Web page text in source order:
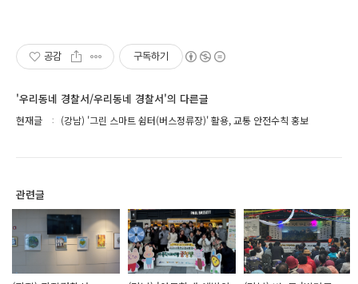
공감 구독하기
'우리동네 경찰서/우리동네 경찰서'의 다른글
현재글 (강남) '그린 스마트 쉼터(버스정류장)' 활용, 교통 안전수칙 홍보
관련글